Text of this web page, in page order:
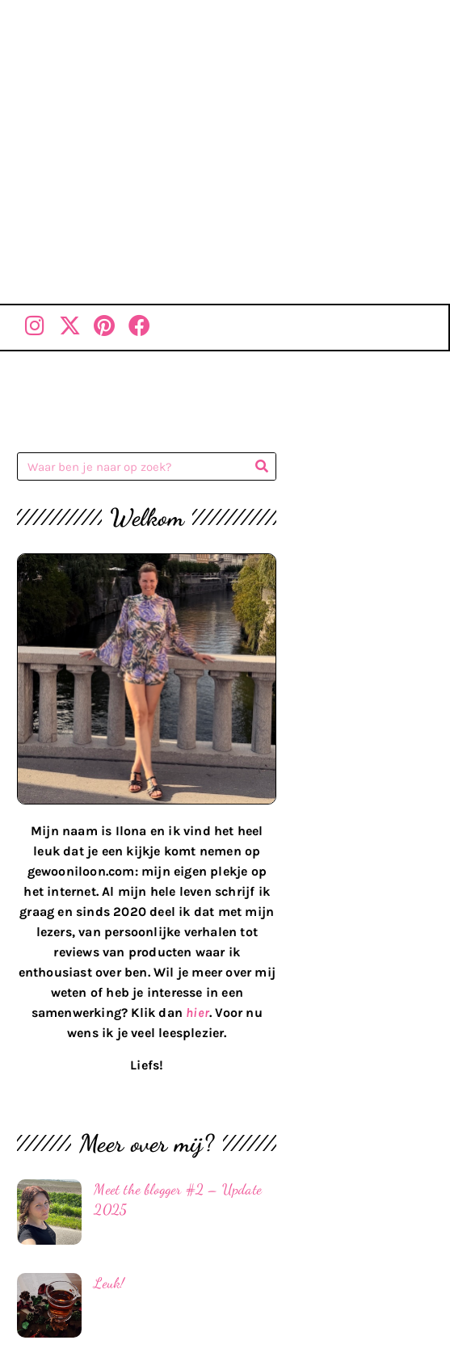
Welkom
Mijn naam is Ilona en ik vind het heel
leuk dat je een kijkje komt nemen op
gewooniloon.com: mijn eigen plekje op
het internet. Al mijn hele leven schrijf ik
graag en sinds 2020 deel ik dat met mijn
lezers, van persoonlijke verhalen tot
reviews van producten waar ik
enthousiast over ben. Wil je meer over mij
weten of heb je interesse in een
samenwerking? Klik dan hier. Voor nu
wens ik je veel leesplezier.
Liefs!
Meer over mij?
Meet the blogger #2 – Update
2025
Leuk!